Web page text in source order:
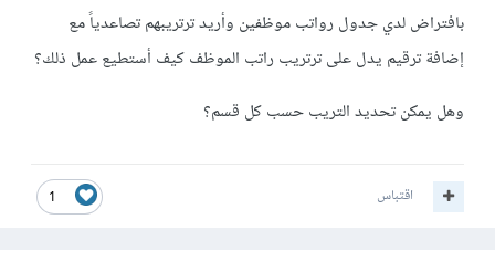
بافتراض لدي جدول رواتب موظفين وأريد ترتريبهم تصاعدياً مع
إضافة ترقيم يدل على ترتريب راتب الموظف كيف أستطيع عمل ذلك؟
وهل يمكن تحديد التريب حسب كل قسم؟
1 اقتباس